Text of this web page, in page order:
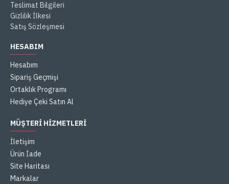
Teslimat Bilgileri
Gizlilik İlkesi
Satış Sözleşmesi
HESABIM
Hesabım
Sipariş Geçmişi
Ortaklık Programı
Hediye Çeki Satın Al
MÜŞTERI HIZMETLERI
İletişim
Ürün İade
Site Haritası
Markalar